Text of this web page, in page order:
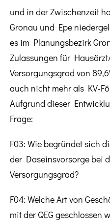
und in der Zwischenzeit
Gronau und Epe
es im Planungsbezirk
Zulassungen für
Versorgungsgrad von
auch nicht mehr als KV-
Aufgrund dieser
Frage:
F03: Wie begründet sich
der Daseinsvorsorge bei
Versorgungsgrad?
F04: Welche Art von
mit der QEG geschlossen